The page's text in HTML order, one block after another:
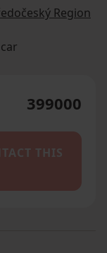
Region
399000
THIS